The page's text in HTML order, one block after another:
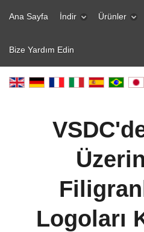
Ana Sayfa İndir Ürünler
Bize Yardım Edin
Logoları